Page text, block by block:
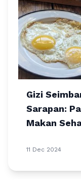
Gizi
Sarapan:
Makan
11 Dec 2024